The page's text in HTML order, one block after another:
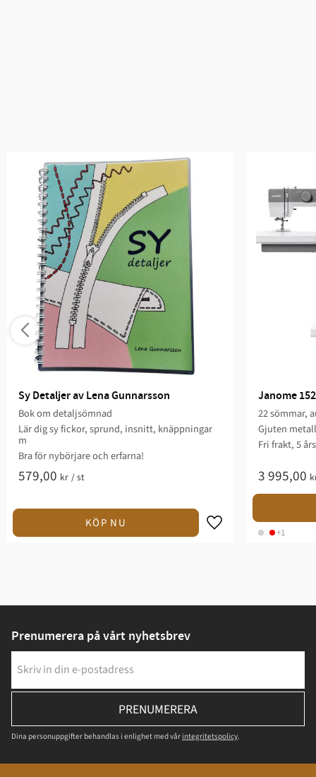
Sy Detaljer av Lena Gunnarsson
Bok om detaljsömnad
Lär dig sy fickor, sprund, insnitt, knäppningar
m
Bra för nybörjare och erfarna!
579,00 kr /st
Janome
22 sömmar,
Gjuten
Fri frakt, 5
3 995,00
+1
Prenumerera på vårt nyhetsbrev
PRENUMERERA
Dina personuppgifter behandlas i enlighet med vår integritetspolicy.